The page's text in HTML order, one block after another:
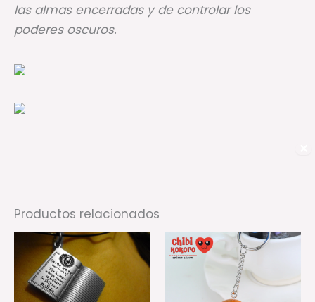
las almas encerradas y de controlar los
poderes oscuros.
Productos relacionados